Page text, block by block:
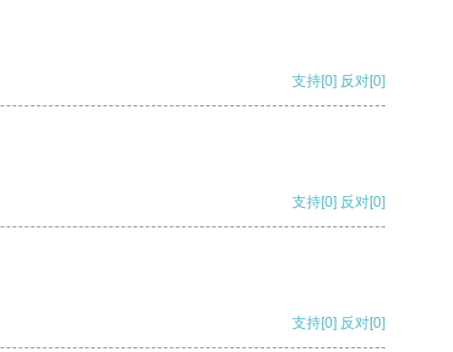
支持[0] 反对[0]
支持[0] 反对[0]
支持[0] 反对[0]